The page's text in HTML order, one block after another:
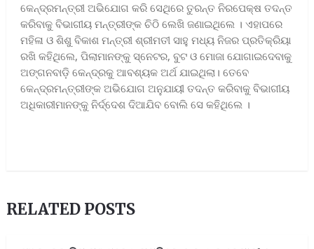
କେନ୍ଦ୍ରମନ୍ତ୍ରୀ ଅଭିଯୋଗ କରି ସେଥିରେ ତୁରନ୍ତ ନିରପେକ୍ଷ ତଦନ୍ତ
କରିବାକୁ ବିଭାଗୀୟ ମନ୍ତ୍ରୀଙ୍କ ଚିଠି ଲେଖି ଜଣାଇଥିଲେ । ଏହାପରେ
ମହିଳା ଓ ଶିଶୁ ବିକାଶ ମନ୍ତ୍ରୀ ଶ୍ରୀମତୀ ସାହୁ ମଧ୍ୟ ନିଜର ପ୍ରତିକ୍ରିୟା
ରଖି କହିଥିଲେ, ପିଲାମାନଙ୍କୁ ସ୍ନେଟର, ବୁଟ ଓ ମୋଜା ଯୋଗାଇଦେବାକୁ
ଅଙ୍ଗନବାଡ଼ି କେନ୍ଦ୍ରକୁ ଆବଶ୍ୟକ ଅର୍ଥ ଯାଇଥିଲା। ତେବେ
କେନ୍ଦ୍ରମନ୍ତ୍ରୀଙ୍କ ଅଭିଯୋଗ ଅନୁଯାୟୀ ତଦନ୍ତ କରିବାକୁ ବିଭାଗୀୟ
ଅଧିକାରୀମାନଙ୍କୁ ନିର୍ଦ୍ଦେଶ ଦିଆଯିବ ବୋଲି ସେ କହିଥିଲେ ।
RELATED POSTS